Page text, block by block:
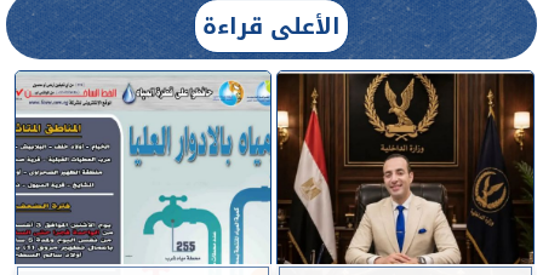
الأعلى قراءة